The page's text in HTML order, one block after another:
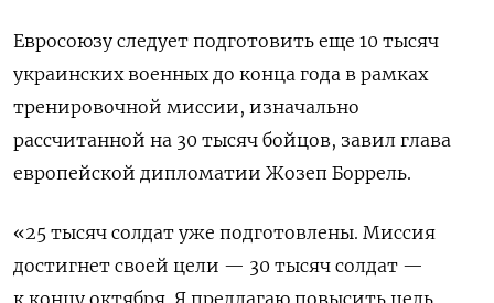
Евросоюзу следует подготовить еще 10 тысяч
украинских военных до конца года в рамках
тренировочной миссии, изначально
рассчитанной на 30 тысяч бойцов, завил глава
европейской дипломатии Жозеп Боррель.
«25 тысяч солдат уже подготовлены. Миссия
достигнет своей цели — 30 тысяч солдат —